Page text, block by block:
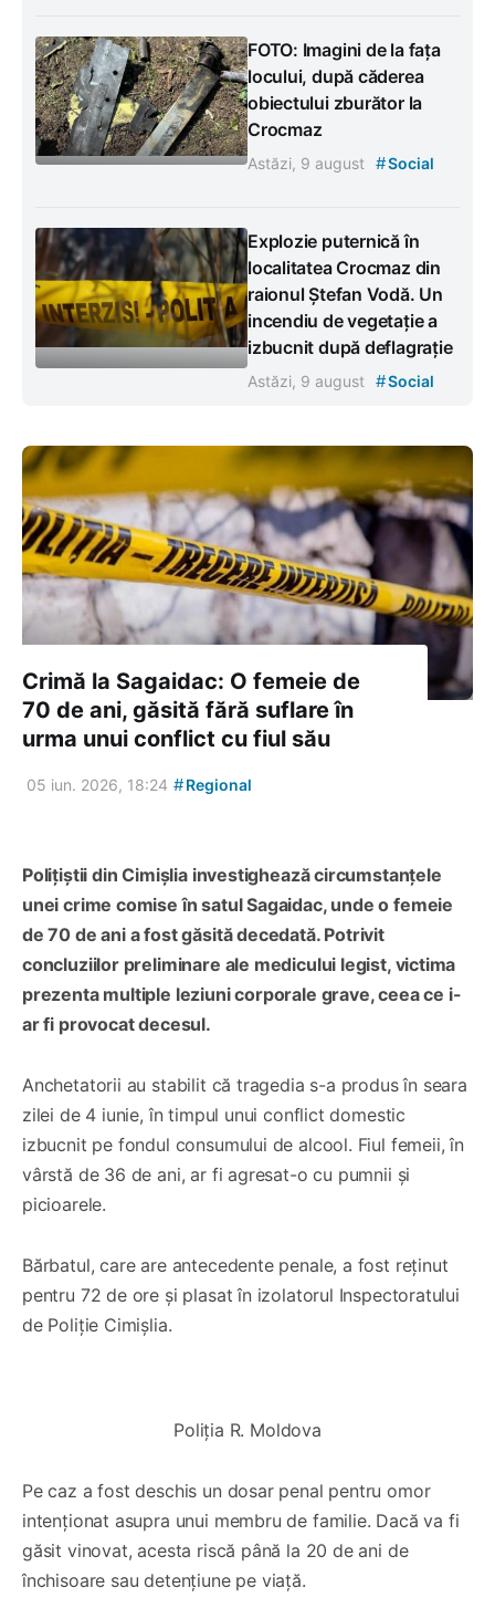
FOTO: Imagini de la fața
locului, după căderea
obiectului zburător la
Crocmaz
Astăzi, 9 august #Social
Explozie puternică în
localitatea Crocmaz din
raionul Ștefan Vodă. Un
incendiu de vegetație a
izbucnit după deflagrație
Astăzi, 9 august #Social
Crimă la Sagaidac: O femeie de
70 de ani, găsită fără suflare în
urma unui conflict cu fiul său
05 iun. 2026, 18:24 #Regional
Polițiștii din Cimișlia investighează circumstanțele
unei crime comise în satul Sagaidac, unde o femeie
de 70 de ani a fost găsită decedată. Potrivit
concluziilor preliminare ale medicului legist, victima
prezenta multiple leziuni corporale grave, ceea ce i-
ar fi provocat decesul.
Anchetatorii au stabilit că tragedia s-a produs în seara
zilei de 4 iunie, în timpul unui conflict domestic
izbucnit pe fondul consumului de alcool. Fiul femeii, în
vârstă de 36 de ani, ar fi agresat-o cu pumnii și
picioarele.
Bărbatul, care are antecedente penale, a fost reținut
pentru 72 de ore și plasat în izolatorul Inspectoratului
de Poliție Cimișlia.
Poliția R. Moldova
Pe caz a fost deschis un dosar penal pentru omor
intenționat asupra unui membru de familie. Dacă va fi
găsit vinovat, acesta riscă până la 20 de ani de
închisoare sau detențiune pe viață.